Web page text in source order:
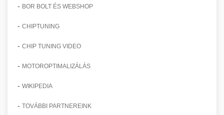
- BOR BOLT ÉS WEBSHOP
- CHIPTUNING
- CHIP TUNING VIDEO
- MOTOROPTIMALIZÁLÁS
- WIKIPEDIA
- TOVÁBBI PARTNEREINK